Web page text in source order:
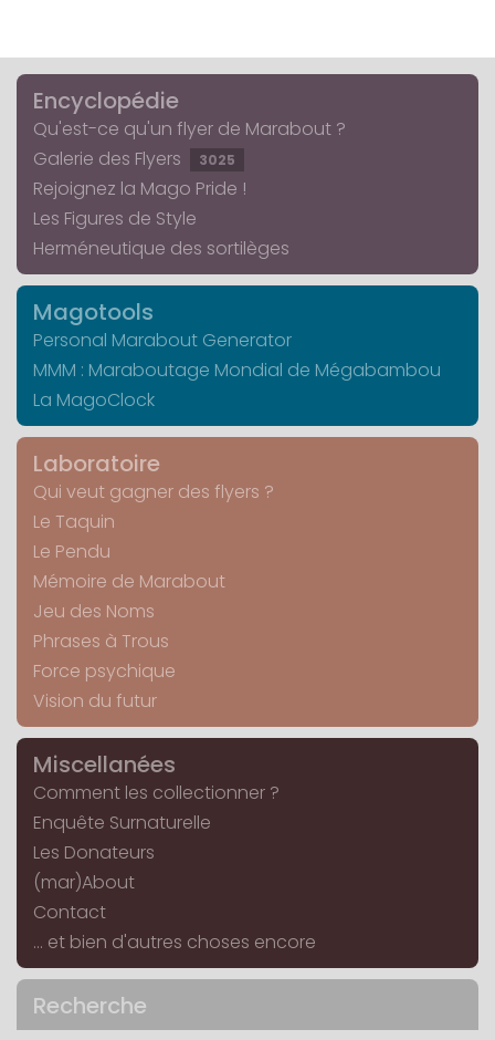
Encyclopédie
Qu'est-ce qu'un flyer de Marabout ?
Galerie des Flyers
3025
Rejoignez la Mago Pride !
Les Figures de Style
Herméneutique des sortilèges
Magotools
Personal Marabout Generator
MMM : Maraboutage Mondial de Mégabambou
La MagoClock
Laboratoire
Qui veut gagner des flyers ?
Le Taquin
Le Pendu
Mémoire de Marabout
Jeu des Noms
Phrases à Trous
Force psychique
Vision du futur
Miscellanées
Comment les collectionner ?
Enquête Surnaturelle
Les Donateurs
(mar)About
Contact
... et bien d'autres choses encore
Recherche